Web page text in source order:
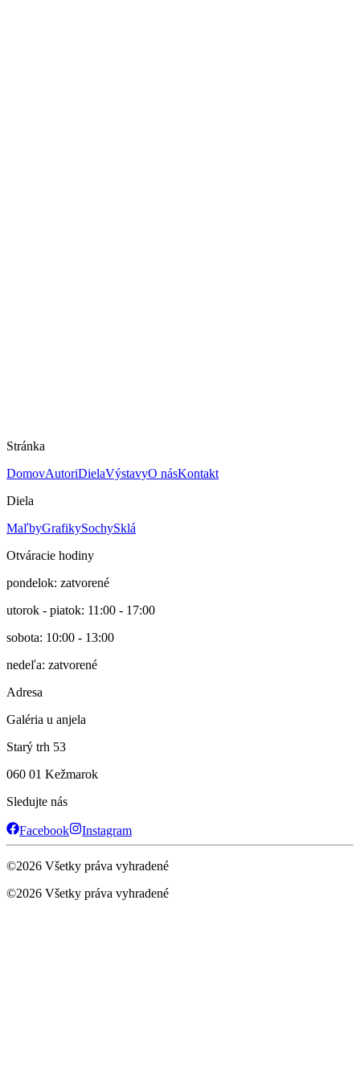
Stránka
DomovAutoriDielaVýstavyO násKontakt
Diela
MaľbyGrafikySochySklá
Otváracie hodiny
pondelok: zatvorené
utorok - piatok: 11:00 - 17:00
sobota: 10:00 - 13:00
nedeľa: zatvorené
Adresa
Galéria u anjela
Starý trh 53
060 01 Kežmarok
Sledujte nás
Facebook Instagram
©2026 Všetky práva vyhradené
©2026 Všetky práva vyhradené